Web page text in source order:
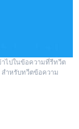
าไปในข้อความที่รีทวีต
สำหรับทวีตข้อความ